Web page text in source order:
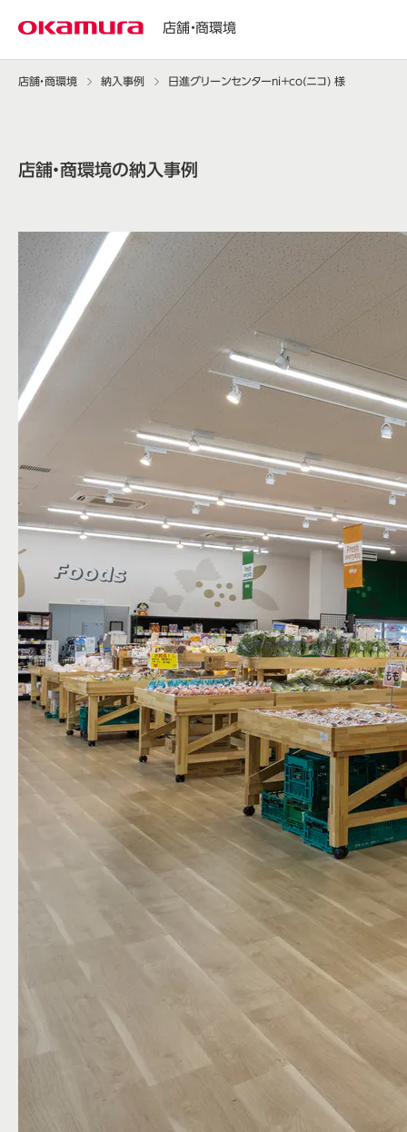
店舗・商環境
店舗・商環境 納入事例 日進グリーンセンターni＋co(ニコ) 様
店舗・商環境の納入事例